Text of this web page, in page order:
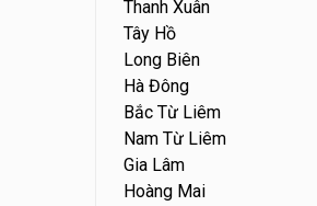
Thanh Xuân
Tây Hồ
Long Biên
Hà Đông
Bắc Từ Liêm
Nam Từ Liêm
Gia Lâm
Hoàng Mai